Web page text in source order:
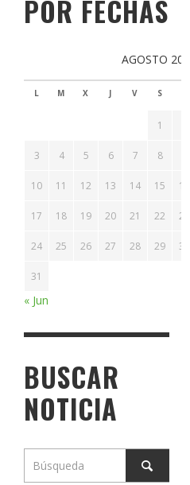
POR FECHAS
AGOSTO 2026
L M X J V S
1
3 4 5 6 7 8
10 11 12 13 14 15 16
17 18 19 20 21 22 23
24 25 26 27 28 29 30
31
« Jun
BUSCAR
NOTICIA